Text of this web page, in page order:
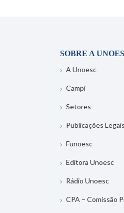
SOBRE A
A Unoesc
Campi
Setores
Publicações Legais
Funoesc
Editora Unoesc
Rádio Unoesc
CPA – Comissão